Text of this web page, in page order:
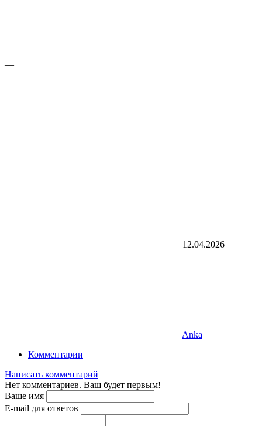
—
12.04.2026
Anka
Комментарии
Написать комментарий
Нет комментариев. Ваш будет первым!
Ваше имя
E-mail для ответов